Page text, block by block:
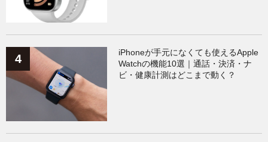
iPhoneが手元になくても使えるApple
Watchの機能10選｜通話・決済・ナ
ビ・健康計測はどこまで動く？